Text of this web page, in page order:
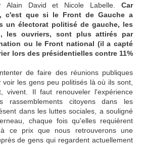
Alain David et Nicole Labelle. Car
c'est que si le Front de Gauche a
un électorat politisé de gauche, les
les ouvriers, sont plus attirés par
ou le Front national (il a capté
lors des présidentielles contre 11%
de faire des réunions publiques
les gens peu politisés là où ils sont,
vivent. Il faut renouveler l'expérience
rassemblements citoyens dans les
dans les luttes sociales, a souligné
chaque fois qu'elles requièrent
ce prix que nous retrouverons une
de gens qui regardent actuellement